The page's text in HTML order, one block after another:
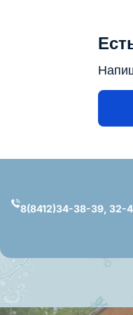
содержимому
8(8412)34-38-39, 32-